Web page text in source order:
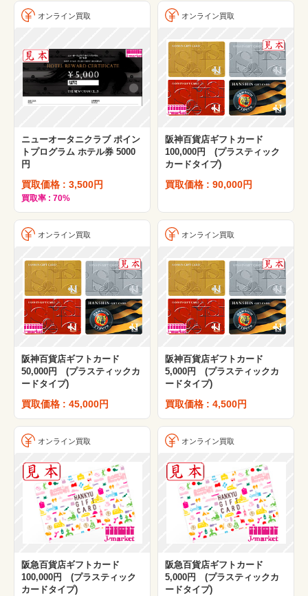
オンライン買取
ニューオータニクラブ ポイン
トプログラム ホテル券 5000
円
買取価格 : 3,500円
買取率 : 70%
オンライン買取
阪神百貨店ギフトカード
100,000円 (プラスティック
カードタイプ)
買取価格 : 90,000円
オンライン買取
阪神百貨店ギフトカード
50,000円 (プラスティックカ
ードタイプ)
買取価格 : 45,000円
オンライン買取
阪神百貨店ギフトカード
5,000円 (プラスティックカ
ードタイプ)
買取価格 : 4,500円
オンライン買取
阪急百貨店ギフトカード
100,000円 (プラスティック
カードタイプ)
オンライン買取
阪急百貨店ギフトカード
5,000円 (プラスティックカ
ードタイプ)